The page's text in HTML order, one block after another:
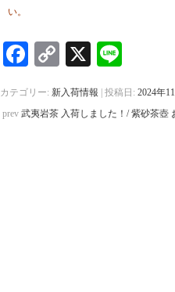
い。
Facebook
Copy
X
カテゴリー: 新入荷情報 | 投稿日: 2024年
prev 武夷岩茶 入荷しました！/ 紫砂茶壺